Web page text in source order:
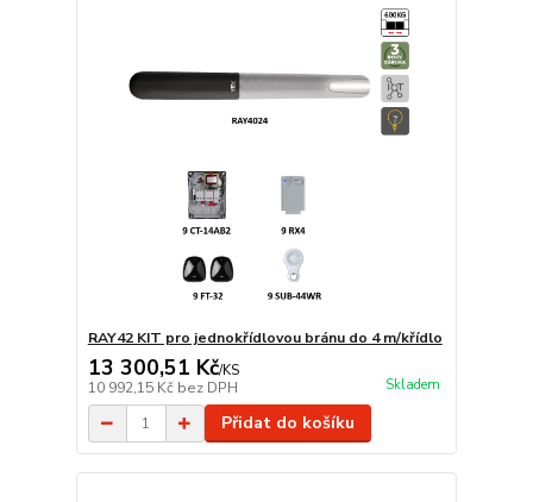
RAY42 KIT pro jednokřídlovou bránu do 4 m/křídlo
13 300,51 Kč/KS
10 992,15 Kč bez DPH Skladem
Přidat do košíku